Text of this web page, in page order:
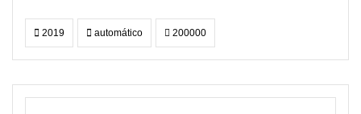
2019 automático 200000